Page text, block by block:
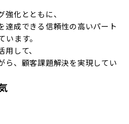
強化とともに、
達成できる信頼性の高いパート
ます。
して、
ら、顧客課題解決を実現してい